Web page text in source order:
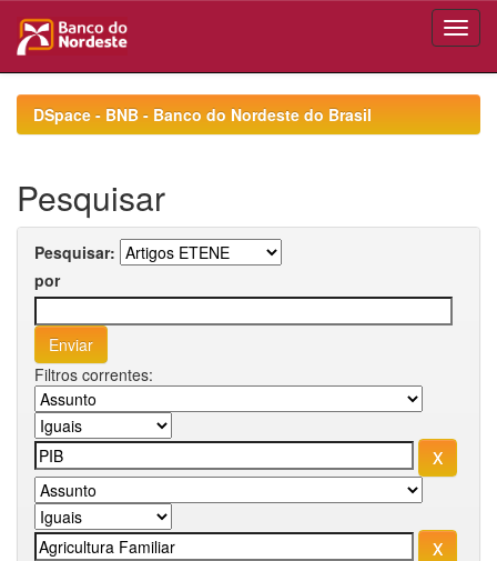
navigationDSpace - BNB - Banco do Nordeste do Brasil
Pesquisar
Pesquisar:
por
Filtros correntes: